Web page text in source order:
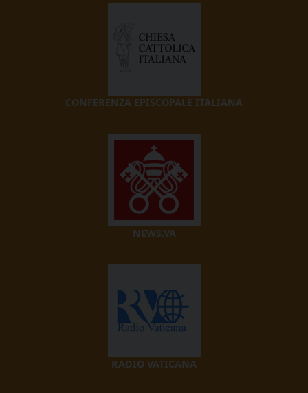
CONFERENZA EPISCOPALE ITALIANA
NEWS.VA
RADIO VATICANA